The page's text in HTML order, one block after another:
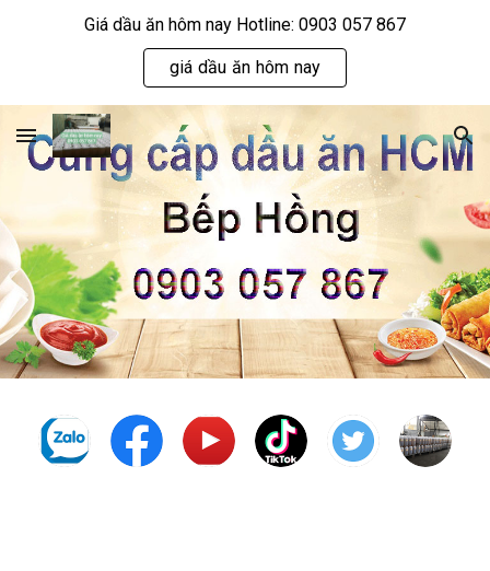
Giá dầu ăn hôm nay Hotline: 0903 057 867
giá dầu ăn hôm nay